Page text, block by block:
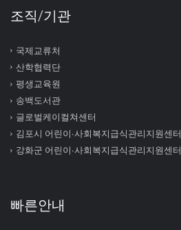
조직/기관
국제교류처
산학협력단
평생교육원
송백도서관
글로벌케이컬쳐센터
김포시 어린이∙사회복지급식관리지원센터
강화군 어린이∙사회복지급식관리지원센터
빠른안내